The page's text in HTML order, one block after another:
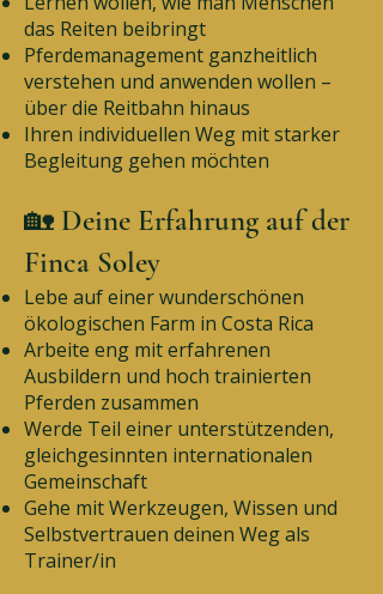
das Reiten beibringt
Pferdemanagement ganzheitlich
verstehen und anwenden wollen –
über die Reitbahn hinaus
Ihren individuellen Weg mit starker
Begleitung gehen möchten
🏡 Deine Erfahrung auf der
Finca Soley
Lebe auf einer wunderschönen
ökologischen Farm in Costa Rica
Arbeite eng mit erfahrenen
Ausbildern und hoch trainierten
Pferden zusammen
Werde Teil einer unterstützenden,
gleichgesinnten internationalen
Gemeinschaft
Gehe mit Werkzeugen, Wissen und
Selbstvertrauen deinen Weg als
Trainer/in